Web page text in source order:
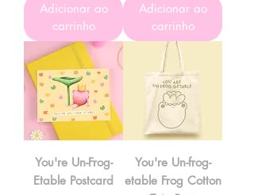
Adicionar ao
carrinho
Adicionar ao
carrinho
You're Un-Frog-
Etable Postcard
You're Un-frog-
etable Frog Cotton